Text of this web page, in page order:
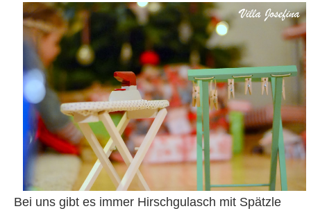
Bei uns gibt es immer Hirschgulasch mit Spätzle